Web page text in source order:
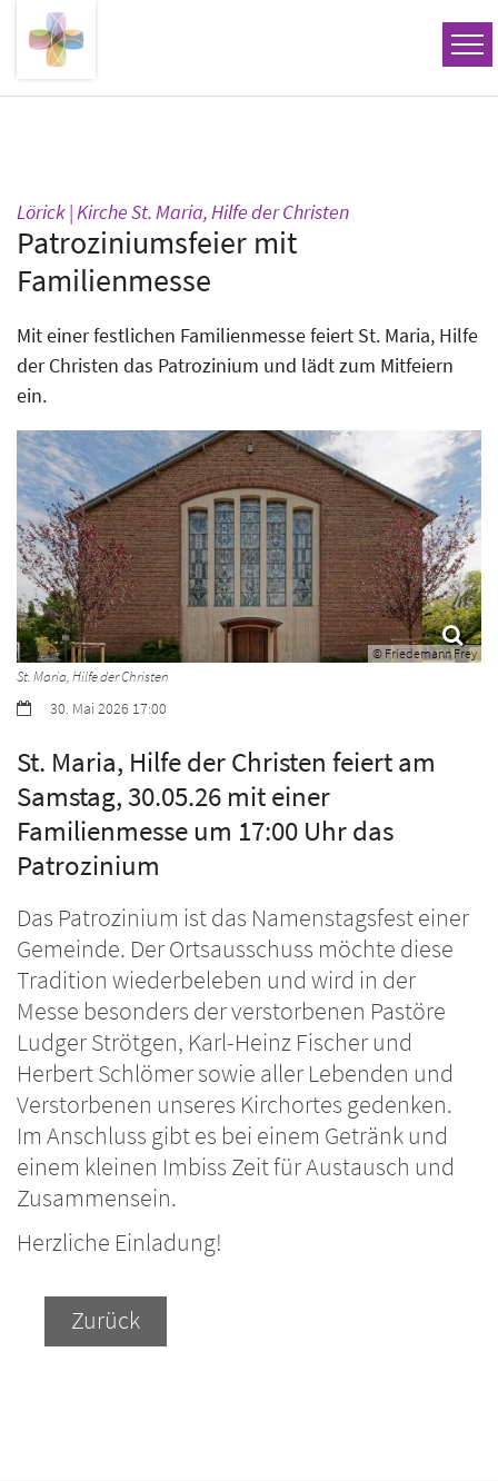
Zum Inhalt springen
Lörick | Kirche St. Maria, Hilfe der Christen:
Patroziniumsfeier mit
Familienmesse
Mit einer festlichen Familienmesse feiert St. Maria, Hilfe
der Christen das Patrozinium und lädt zum Mitfeiern
ein.
© Friedemann Frey
St. Maria, Hilfe der Christen
Datum:30. Mai 2026 17:00
St. Maria, Hilfe der Christen feiert am
Samstag, 30.05.26 mit einer
Familienmesse um 17:00 Uhr das
Patrozinium
Das Patrozinium ist das Namenstagsfest einer
Gemeinde. Der Ortsausschuss möchte diese
Tradition wiederbeleben und wird in der
Messe besonders der verstorbenen Pastöre
Ludger Strötgen, Karl-Heinz Fischer und
Herbert Schlömer sowie aller Lebenden und
Verstorbenen unseres Kirchortes gedenken.
Im Anschluss gibt es bei einem Getränk und
einem kleinen Imbiss Zeit für Austausch und
Zusammensein.
Herzliche Einladung!
Zurück